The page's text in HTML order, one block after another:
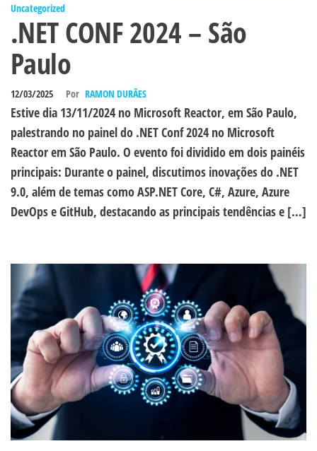
Uncategorized
.NET CONF 2024 – São
Paulo
12/03/2025 Por RAMON DURÃES
Estive dia 13/11/2024 no Microsoft Reactor, em São Paulo,
palestrando no painel do .NET Conf 2024 no Microsoft
Reactor em São Paulo. O evento foi dividido em dois painéis
principais: Durante o painel, discutimos inovações do .NET
9.0, além de temas como ASP.NET Core, C#, Azure, Azure
DevOps e GitHub, destacando as principais tendências e […]